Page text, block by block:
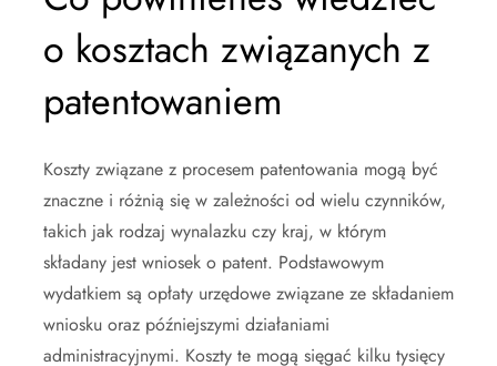
o kosztach związanych z
patentowaniem
Koszty związane z procesem patentowania mogą być
znaczne i różnią się w zależności od wielu czynników,
takich jak rodzaj wynalazku czy kraj, w którym
składany jest wniosek o patent. Podstawowym
wydatkiem są opłaty urzędowe związane ze składaniem
wniosku oraz późniejszymi działaniami
administracyjnymi. Koszty te mogą sięgać kilku tysięcy